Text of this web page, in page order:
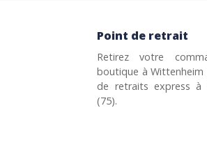
Point de retrait
Retirez votre
boutique à
de retraits express à
(75).